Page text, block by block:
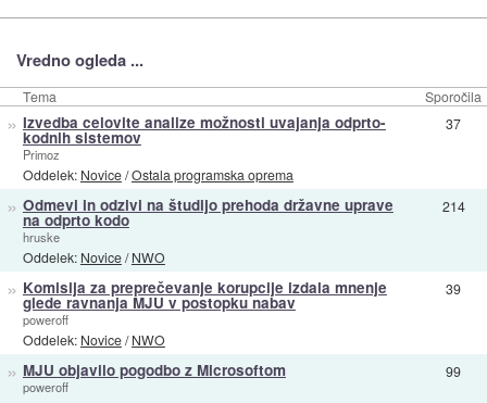
Vredno ogleda ...
Tema Sporočila
» Izvedba celovite analize možnosti uvajanja odprto-
kodnih sistemov
Primoz
Oddelek: Novice/Ostala programska oprema
37
» Odmevi in odzivi na študijo prehoda državne uprave
na odprto kodo
hruske
Oddelek: Novice/NWO
214
» Komisija za preprečevanje korupcije izdala mnenje
glede ravnanja MJU v postopku nabav
poweroff
Oddelek: Novice/NWO
39
» MJU objavilo pogodbo z Microsoftom
poweroff
99